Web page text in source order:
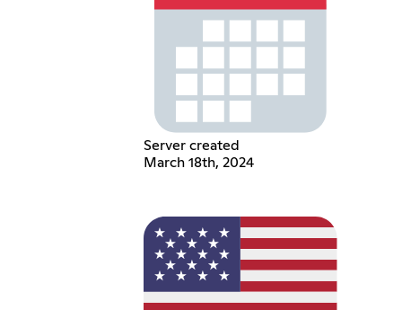
Server created
March 18th, 2024